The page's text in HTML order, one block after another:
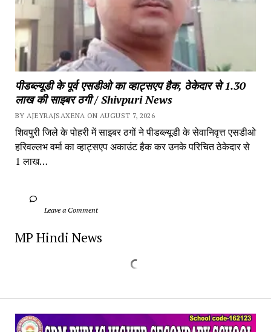
पीडब्ल्यूडी के पूर्व एसडीओ का व्हाट्सएप हैक, ठेकेदार से 1.30
लाख की साइबर ठगी / Shivpuri News
BY AJEYRAJSAXENA ON AUGUST 7, 2026
शिवपुरी जिले के पोहरी में साइबर ठगों ने पीडब्ल्यूडी के सेवानिवृत्त एसडीओ
हरिवल्लभ वर्मा का व्हाट्सएप अकाउंट हैक कर उनके परिचित ठेकेदार से
1 लाख…
		Leave a Comment
MP Hindi News